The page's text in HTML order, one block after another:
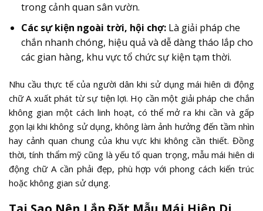
trong cảnh quan sân vườn.
Các sự kiện ngoài trời, hội chợ:Là giải pháp che
chắn nhanh chóng, hiệu quả và dễ dàng tháo lắp cho
các gian hàng, khu vực tổ chức sự kiện tạm thời.
Nhu cầu thực tế của người dân khi sử dụng mái hiên di động
chữ A xuất phát từ sự tiện lợi. Họ cần một giải pháp che chắn
không gian một cách linh hoạt, có thể mở ra khi cần và gấp
gọn lại khi không sử dụng, không làm ảnh hưởng đến tầm nhìn
hay cảnh quan chung của khu vực khi không cần thiết. Đồng
thời, tính thẩm mỹ cũng là yếu tố quan trọng, mẫu mái hiên di
động chữ A cần phải đẹp, phù hợp với phong cách kiến trúc
hoặc không gian sử dụng.